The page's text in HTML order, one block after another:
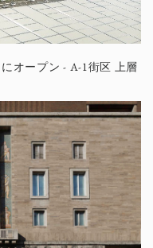
オープン - A-1街区 上層